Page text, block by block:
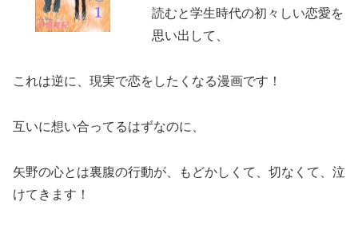
読むと学生時代の初々しい恋愛を
思い出して、
これは逆に、現実で恋をしたくなる漫画です！
互いに想い合ってるはずなのに、
矢野の心とは裏腹の行動が、もどかしくて、切なくて、泣
けてきます！